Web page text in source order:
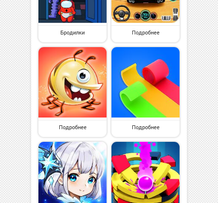
Бродилки Подробнее
Подробнее Подробнее